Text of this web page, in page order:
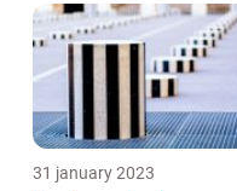
31 january 2023